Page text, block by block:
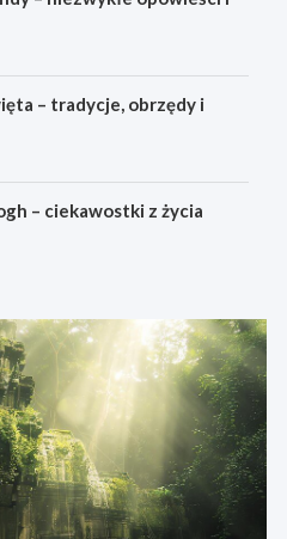
– tradycje, obrzędy i
– ciekawostki z życia